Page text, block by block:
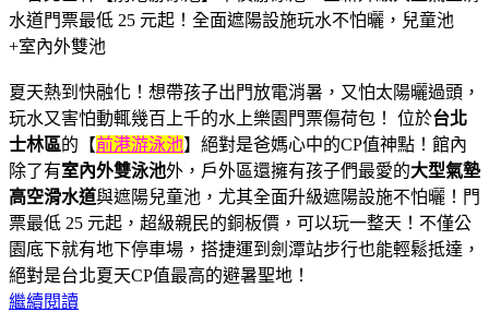
夏天熱到快融化！想帶孩子出門放電消暑，又怕太陽曬過頭，
玩水又害怕動輒幾百上千的水上樂園門票傷荷包！ 位於台北
士林區的【前港游泳池】絕對是爸媽心中的CP值神點！館內
除了有室內外雙泳池外，戶外區還擁有孩子們最愛的大型氣墊
高空滑水道與遮陽兒童池，尤其全面升級遮陽設施不怕曬！門
票最低 25 元起，超級親民的銅板價，可以玩一整天！不僅公
園底下就有地下停車場，搭捷運到劍潭站步行也能輕鬆抵達，
絕對是台北夏天CP值最高的避暑聖地！
繼續閱讀